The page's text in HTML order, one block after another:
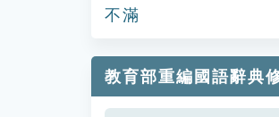
不滿
教育部重編國語辭典